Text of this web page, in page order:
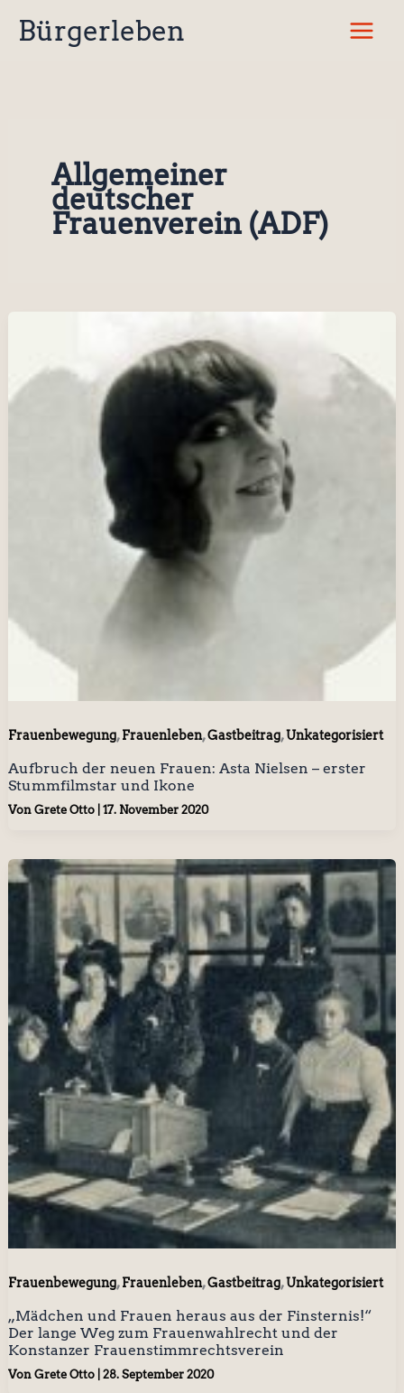
InhaltBürgerleben
Allgemeiner
deutscher
Frauenverein (ADF)
Frauenbewegung,Frauenleben,Gastbeitrag,Unkategorisiert
Aufbruch der neuen Frauen: Asta Nielsen – erster
Stummfilmstar und Ikone
Von Grete Otto 17. November 2020
Frauenbewegung,Frauenleben,Gastbeitrag,Unkategorisiert
„Mädchen und Frauen heraus aus der Finsternis!“
Der lange Weg zum Frauenwahlrecht und der
Konstanzer Frauenstimmrechtsverein
Von Grete Otto 28. September 2020